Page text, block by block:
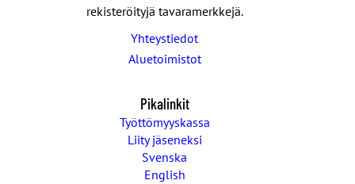
rekisteröityjä tavaramerkkejä.
Yhteystiedot
Aluetoimistot
Pikalinkit
Työttömyyskassa
Liity jäseneksi
Svenska
English